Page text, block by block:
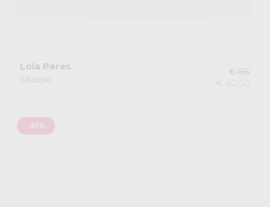
Lola Peres
Shooki
€ 85
€ 42,50
-30%